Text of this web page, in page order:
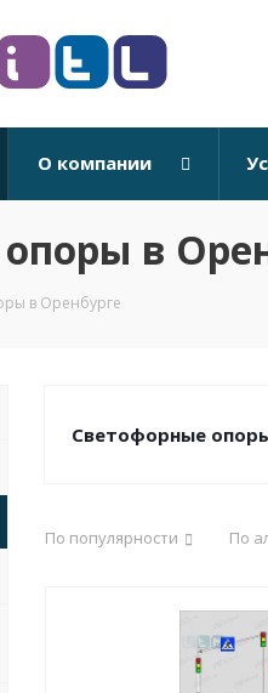
О компании
в
в Оренбурге
Светофорные
По популярности По